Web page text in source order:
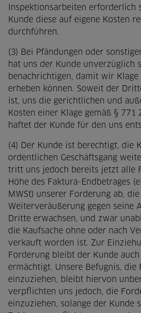
Inspektionsarbeiten erforderlich
Kunde diese auf eigene Kosten
durchführen.
(3) Bei Pfändungen oder
hat uns der Kunde unverzüglich
benachrichtigen, damit wir Klage
erheben können. Soweit der
ist, uns die gerichtlichen und
Kosten einer Klage gemäß § 771
haftet der Kunde für den uns
(4) Der Kunde ist berechtigt, die
ordentlichen Geschäftsgang
tritt uns jedoch bereits jetzt alle
Höhe des Faktura-Endbetrages
MWSt) unserer Forderung ab,
Weiterveräußerung gegen seine
Dritte erwachsen, und zwar
die Kaufsache ohne oder nach
verkauft worden ist. Zur
Forderung bleibt der Kunde
ermächtigt. Unsere Befugnis, die
einzuziehen, bleibt hiervon
verpflichten uns jedoch, die
einzuziehen, solange der Kunde